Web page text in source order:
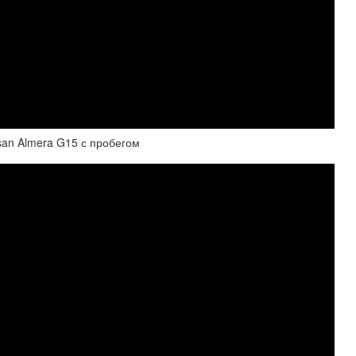
Almera G15 с пробегом